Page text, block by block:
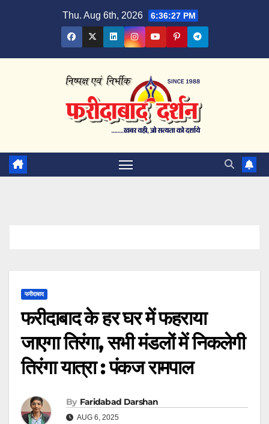
Thu. Aug 6th, 2026 6:36:27 PM
फरीदाबाद
फरीदाबाद के हर घर में फहराया
जाएगा तिरंगा, सभी मंडलों में निकलेगी
तिरंगा यात्रा : पंकज रामपाल
By Faridabad Darshan
AUG 6, 2025